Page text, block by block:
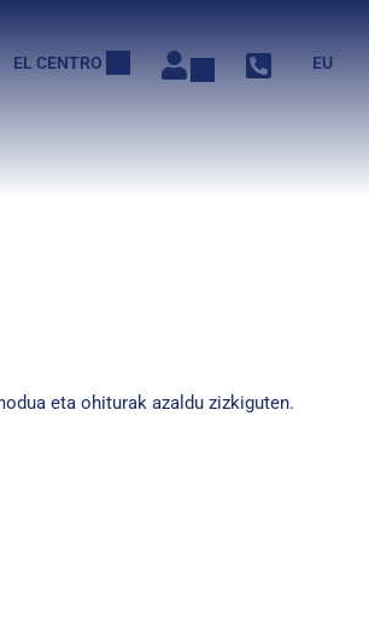
EL CENTRO EU
eta ohiturak azaldu zizkiguten.